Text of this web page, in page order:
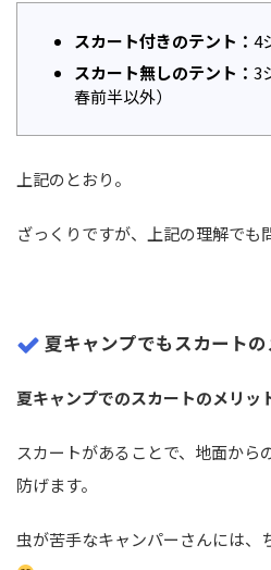
スカート付きのテント： 4
スカート無しのテント： 3
春前半以外）
上記のとおり。
ざっくりですが、上記の理解でも
夏キャンプでもスカート
夏キャンプでのスカートのメリッ
スカートがあることで、地面から
防げます。
虫が苦手なキャンパーさんには、